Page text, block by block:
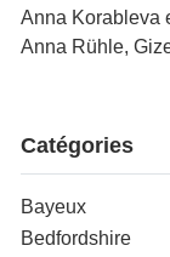
Anna Korableva
Anna Rühle,
Catégories
Bayeux
Bedfordshire